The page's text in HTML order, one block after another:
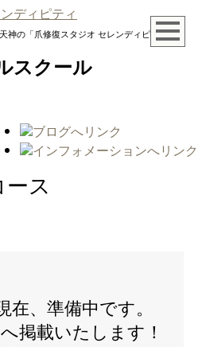
神の「爪修復スタジオ セレンディピティ」
スクール
ス
、準備中です。
掲載いたします！